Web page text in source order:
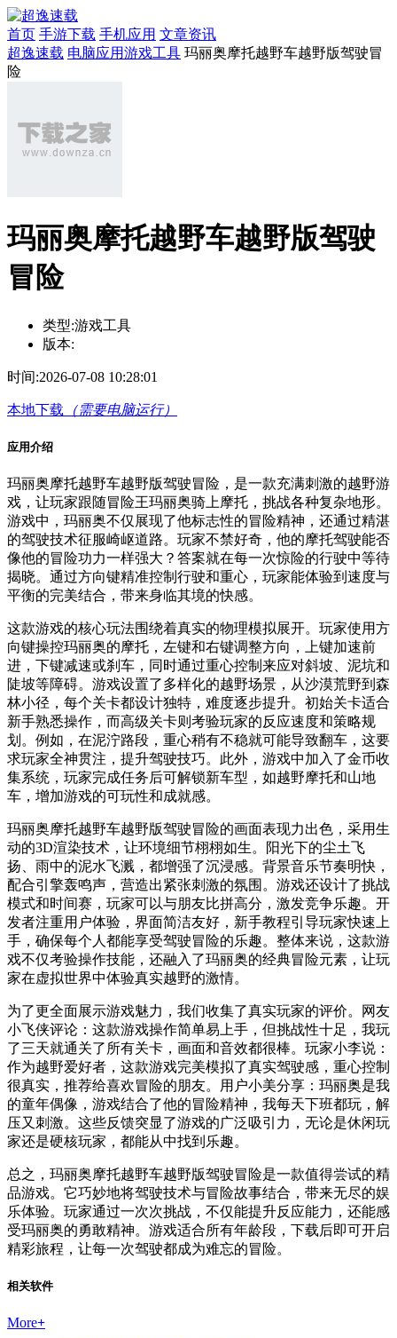
首页 手游下载 手机应用 文章资讯
超逸速载 电脑应用游戏工具 玛丽奥摩托越野车越野版驾驶冒
险
玛丽奥摩托越野车越野版驾驶
冒险
类型:游戏工具
版本:
时间:2026-07-08 10:28:01
本地下载 （需要电脑运行）
应用介绍
玛丽奥摩托越野车越野版驾驶冒险，是一款充满刺激的越野游
戏，让玩家跟随冒险王玛丽奥骑上摩托，挑战各种复杂地形。
游戏中，玛丽奥不仅展现了他标志性的冒险精神，还通过精湛
的驾驶技术征服崎岖道路。玩家不禁好奇，他的摩托驾驶能否
像他的冒险功力一样强大？答案就在每一次惊险的行驶中等待
揭晓。通过方向键精准控制行驶和重心，玩家能体验到速度与
平衡的完美结合，带来身临其境的快感。
这款游戏的核心玩法围绕着真实的物理模拟展开。玩家使用方
向键操控玛丽奥的摩托，左键和右键调整方向，上键加速前
进，下键减速或刹车，同时通过重心控制来应对斜坡、泥坑和
陡坡等障碍。游戏设置了多样化的越野场景，从沙漠荒野到森
林小径，每个关卡都设计独特，难度逐步提升。初始关卡适合
新手熟悉操作，而高级关卡则考验玩家的反应速度和策略规
划。例如，在泥泞路段，重心稍有不稳就可能导致翻车，这要
求玩家全神贯注，提升驾驶技巧。此外，游戏中加入了金币收
集系统，玩家完成任务后可解锁新车型，如越野摩托和山地
车，增加游戏的可玩性和成就感。
玛丽奥摩托越野车越野版驾驶冒险的画面表现力出色，采用生
动的3D渲染技术，让环境细节栩栩如生。阳光下的尘土飞
扬、雨中的泥水飞溅，都增强了沉浸感。背景音乐节奏明快，
配合引擎轰鸣声，营造出紧张刺激的氛围。游戏还设计了挑战
模式和时间赛，玩家可以与朋友比拼高分，激发竞争乐趣。开
发者注重用户体验，界面简洁友好，新手教程引导玩家快速上
手，确保每个人都能享受驾驶冒险的乐趣。整体来说，这款游
戏不仅考验操作技能，还融入了玛丽奥的经典冒险元素，让玩
家在虚拟世界中体验真实越野的激情。
为了更全面展示游戏魅力，我们收集了真实玩家的评价。网友
小飞侠评论：这款游戏操作简单易上手，但挑战性十足，我玩
了三天就通关了所有关卡，画面和音效都很棒。玩家小李说：
作为越野爱好者，这款游戏完美模拟了真实驾驶感，重心控制
很真实，推荐给喜欢冒险的朋友。用户小美分享：玛丽奥是我
的童年偶像，游戏结合了他的冒险精神，我每天下班都玩，解
压又刺激。这些反馈突显了游戏的广泛吸引力，无论是休闲玩
家还是硬核玩家，都能从中找到乐趣。
总之，玛丽奥摩托越野车越野版驾驶冒险是一款值得尝试的精
品游戏。它巧妙地将驾驶技术与冒险故事结合，带来无尽的娱
乐体验。玩家通过一次次挑战，不仅能提升反应能力，还能感
受玛丽奥的勇敢精神。游戏适合所有年龄段，下载后即可开启
精彩旅程，让每一次驾驶都成为难忘的冒险。
相关软件
More+